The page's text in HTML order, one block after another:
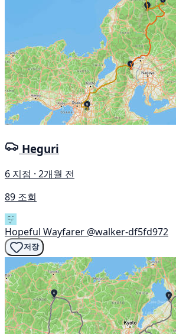
Heguri
6 지점 · 2개월 전
89 조회
Hopeful Wayfarer @walker-df5fd972
저장